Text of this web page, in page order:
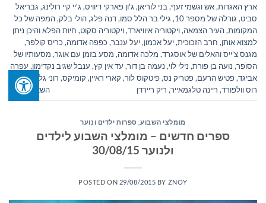
ארץ האגדות,אש וגשמי זעף, בני לוריאן, ג'ון פארקי דיוויס, ג'יי קיי רולינג, גבריאל
סביט, גורלה של מספר 10 , גילי בר הלל סמו,דנה פלג,הולי בלק,המפה של כל
המקומות,העיר הצמאה,ויקטוריה איוויארד,ויקטוריה סקוט, חיות הפלא והיכן ניתן
למצוא אותן, חרב הזכוכית,יעל אכמון,יעל ענבר, כפפה אדומה, כריס קולפר,
מגנס צ'ייס והאלים של אוסגרד, מלכה אדומה, מסע בזמן עם אוגר, מסעותיו של
הסופר, נועה בן פורת, נילי לוי, נעמה בן דור, עד אין קץ, ענבל שגיב נקדימון, עפרה
אביגד,פטיש הרעם,פטריק נס,פיטקוס לור, קארי ראיין, קומיקס, רוני גלבפיש,
רוס וולפורד, ריינה טלגמאייר, ריק ריירדן השאר תגובה
מומלצי השבוע ספרות ילדים ונוער
ספרים חדשים – מומלצי השבוע לילדים
ולנוער 30/08/15
POSTED ON 29/08/2015 BY ZNOY